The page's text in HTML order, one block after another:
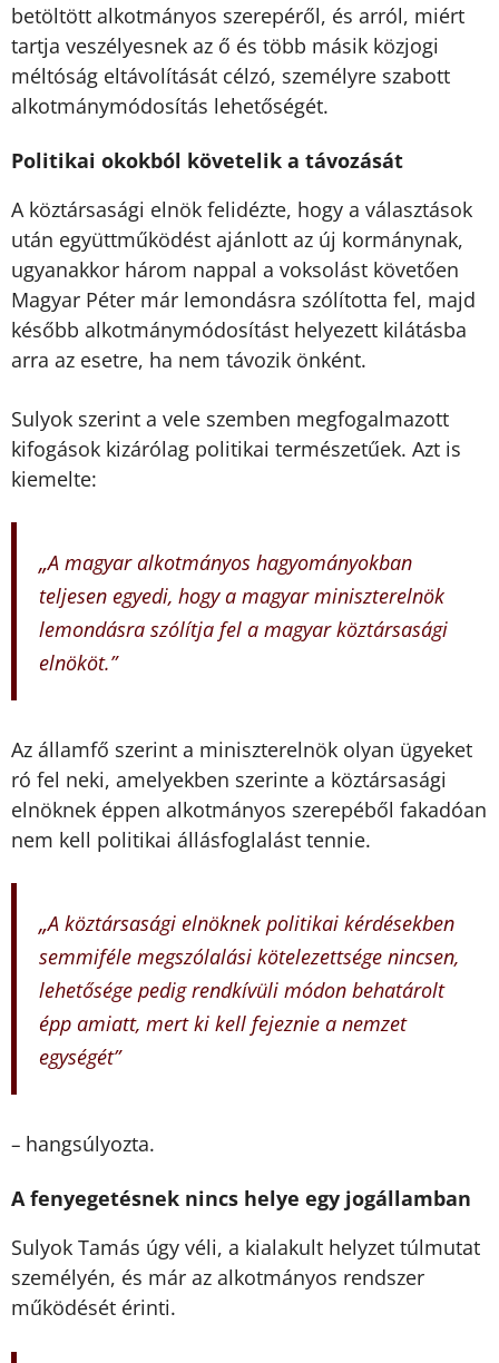
betöltött alkotmányos szerepéről, és arról, miért
tartja veszélyesnek az ő és több másik közjogi
méltóság eltávolítását célzó, személyre szabott
alkotmánymódosítás lehetőségét.
Politikai okokból követelik a távozását
A köztársasági elnök felidézte, hogy a választások
után együttműködést ajánlott az új kormánynak,
ugyanakkor három nappal a voksolást követően
Magyar Péter már lemondásra szólította fel, majd
később alkotmánymódosítást helyezett kilátásba
arra az esetre, ha nem távozik önként.
Sulyok szerint a vele szemben megfogalmazott
kifogások kizárólag politikai természetűek. Azt is
kiemelte:
„A magyar alkotmányos hagyományokban
teljesen egyedi, hogy a magyar miniszterelnök
lemondásra szólítja fel a magyar köztársasági
elnököt.”
Az államfő szerint a miniszterelnök olyan ügyeket
ró fel neki, amelyekben szerinte a köztársasági
elnöknek éppen alkotmányos szerepéből fakadóan
nem kell politikai állásfoglalást tennie.
„A köztársasági elnöknek politikai kérdésekben
semmiféle megszólalási kötelezettsége nincsen,
lehetősége pedig rendkívüli módon behatárolt
épp amiatt, mert ki kell fejeznie a nemzet
egységét”
– hangsúlyozta.
A fenyegetésnek nincs helye egy jogállamban
Sulyok Tamás úgy véli, a kialakult helyzet túlmutat
személyén, és már az alkotmányos rendszer
működését érinti.